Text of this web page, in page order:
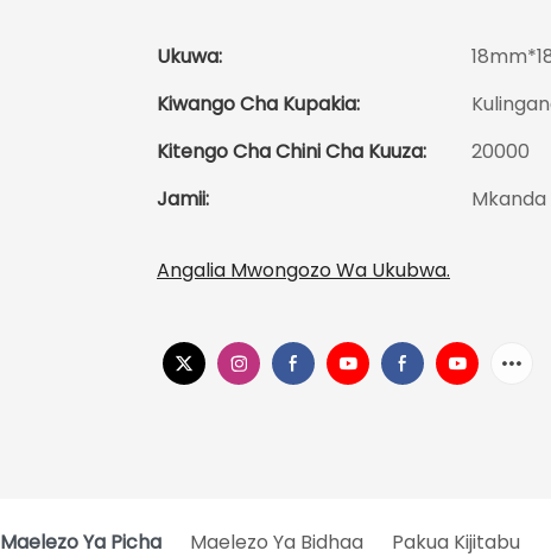
Ukuwa:
Kiwango Cha Kupakia:
Kitengo Cha Chini Cha Kuuza:
20000
Jamii:
Mkanda
Angalia Mwongozo Wa Ukubwa.
Maelezo Ya Picha Maelezo Ya Bidhaa Pakua Kijitabu